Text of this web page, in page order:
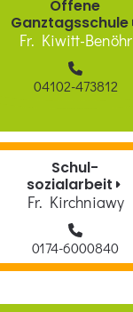
Offene
Ganztagsschule
Fr. Kiwitt-Benöhr
04102-473812
Schul­-
sozialarbeit
Fr. Kirchniawy
0174-6000840